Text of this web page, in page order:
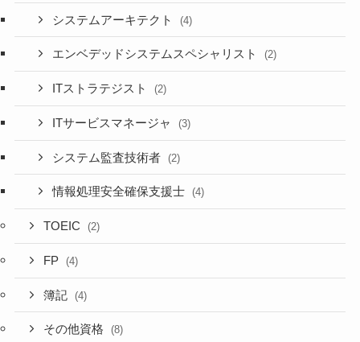
システムアーキテクト (4)
エンベデッドシステムスペシャリスト (2)
ITストラテジスト (2)
ITサービスマネージャ (3)
システム監査技術者 (2)
情報処理安全確保支援士 (4)
TOEIC (2)
FP (4)
簿記 (4)
その他資格 (8)